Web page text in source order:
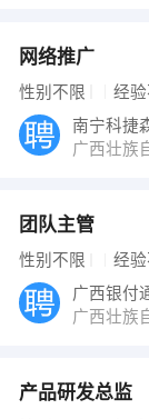
网络推广
性别不限 经
南宁科捷
广西壮族
团队主管
性别不限 经
广西壮族
产品研发总监